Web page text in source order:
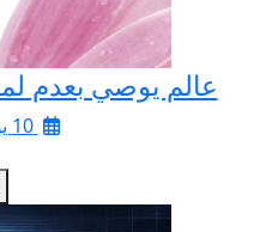
عالم يوصي بعدم
10 يونيو 2026